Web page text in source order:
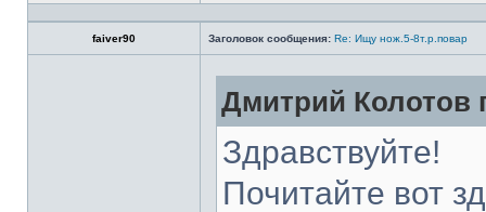
faiver90 Заголовок сообщения: Re: Ищу нож.5-8т.р.повар
Дмитрий Колотов
Здравствуйте!
Почитайте вот